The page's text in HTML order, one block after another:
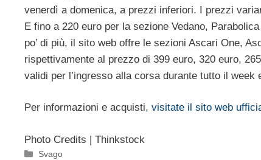
venerdì a domenica, a prezzi inferiori. I prezzi
E fino a 220 euro per la sezione Vedano,
po’ di più, il sito web offre le sezioni Ascari One,
rispettivamente al prezzo di 399 euro, 320 euro,
validi per l’ingresso alla corsa durante tutto il week
Per informazioni e acquisti, visitate il sito web
Photo Credits | Thinkstock
Categorie
Svago